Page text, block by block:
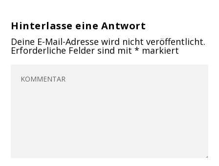
Hinterlasse eine Antwort
Deine E-Mail-Adresse wird nicht veröffentlicht.
Erforderliche Felder sind mit* markiert